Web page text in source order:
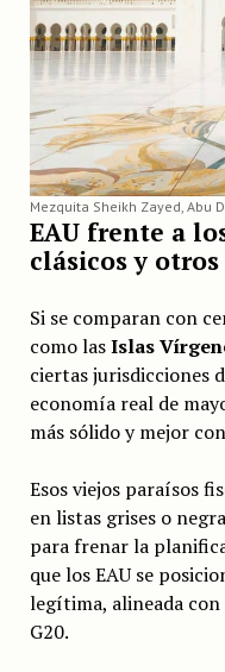
Mezquita Sheikh Zayed, Abu
EAU frente a
clásicos y
Si se comparan con
como lasIslas
ciertas jurisdicciones
economía real de
más sólido y mejor
Esos viejos paraísos
en listas grises o
para frenar la
que los EAU se
legítima, alineada con
G20.